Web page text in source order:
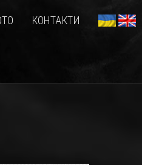
КОНТАКТИ